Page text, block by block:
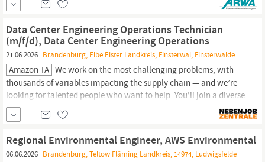
Logistikkoordinator (m/w/d), Logistikmanager (m/w/d),
Chain-Manager
Data Center Engineering Operations Technician
(m/f/d), Data Center Engineering Operations
21.06.2026 Brandenburg, Elbe Elster Landkreis, Finsterwal, Finsterwalde
Amazon TA We work on the most challenging problems, with
thousands of variables impacting thesupplychain — and we’re
looking for talented people who want to help. You’ll join a diverse
team of software, hardware, and network engineers,
supplychain
specialists, security experts, operations
and other vital
Regional Environmental Engineer, AWS Environmental
06.06.2026 Brandenburg, Teltow Fläming Landkreis, 14974, Ludwigsfelde